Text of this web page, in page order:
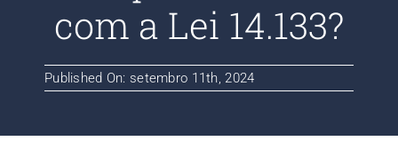
Clientes
Contato
com a Lei 14.133?
Published On: setembro 11th, 2024